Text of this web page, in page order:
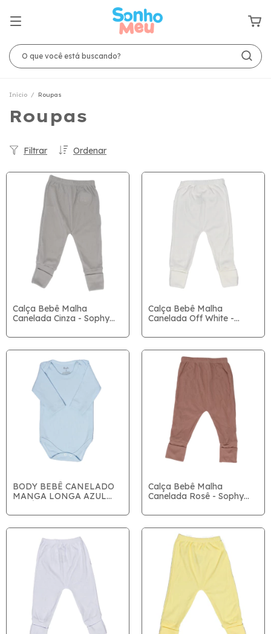
Início / Roupas
Roupas
Ordenar
Filtrar
Calça Bebê Malha
Canelada Cinza - Sophy
Calça Bebê Malha
Canelada Off White -
BODY BEBÊ CANELADO
MANGA LONGA AZUL
Calça Bebê Malha
Canelada Rosê - Sophy